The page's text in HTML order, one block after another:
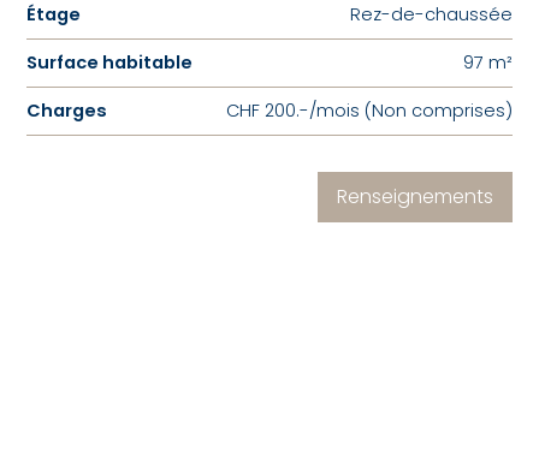
Étage
Rez-de-chaussée
Surface habitable
97 m²
Charges
CHF 200.-/mois (Non comprises)
Renseignements